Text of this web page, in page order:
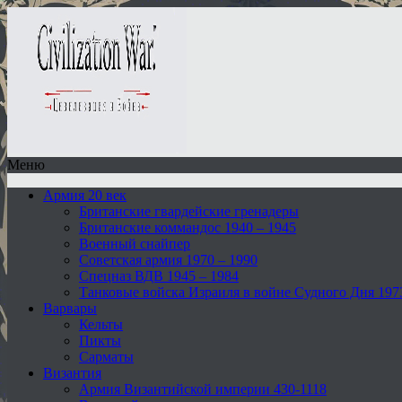
Меню
Армия 20 век
Британские гвардейские гренадеры
Британские коммандос 1940 – 1945
Военный снайпер
Советская армия 1970 – 1990
Спецназ ВДВ 1945 – 1984
Танковые войска Израиля в войне Судного Дня
Варвары
Кельты
Пикты
Сарматы
Византия
Армия Византийской империи 430-1118